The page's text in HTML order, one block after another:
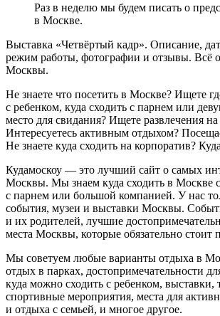
Раз в неделю мы будем писать о
в Москве.
Выставка «Четвёртый кадр». Описание,
режим работы, фотографии и отзывы. Всё
Москвы.
Не знаете что посетить в Москве? Ищете
с ребенком, куда сходить с парнем или
место для свидания? Ищете развлечения
Интересуетесь активным отдыхом?
Не знаете куда сходить на корпоратив?
Кудамоскоу — это лучший сайт о самых
Москвы. Мы знаем куда сходить в Москве
с парнем или большой компанией. У нас
события, музеи и выставки Москвы.
и их родителей, лучшие
места Москвы, которые обязательно стоит
Мы советуем любые варианты отдыха в
отдых в парках, достопримечательности
куда можно сходить с ребенком, выставки,
спортивные мероприятия, места для
и отдыха с семьей, и многое другое.